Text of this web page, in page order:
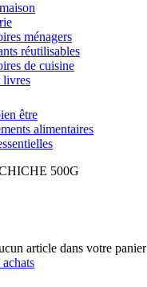
ménagers
réutilisables
de cuisine
livres
être
alimentaires
500G
article dans votre panier